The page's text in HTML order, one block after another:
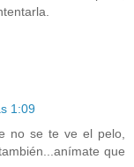
1:09
no se te ve el pelo,
que